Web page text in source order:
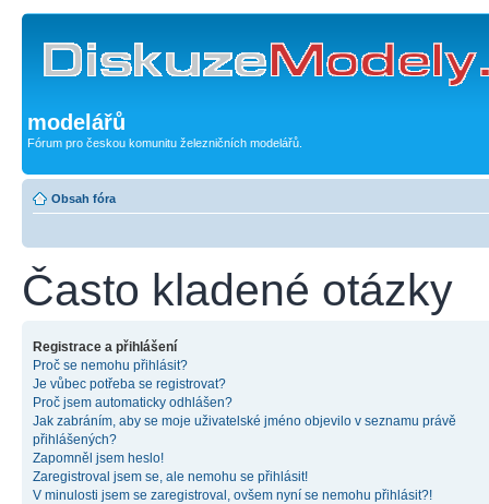
modelářů
Fórum pro českou komunitu železničních modelářů.
Obsah fóra
Často kladené otázky
Registrace a přihlášení
Proč se nemohu přihlásit?
Je vůbec potřeba se registrovat?
Proč jsem automaticky odhlášen?
Jak zabráním, aby se moje uživatelské jméno objevilo v seznamu právě
přihlášených?
Zapomněl jsem heslo!
Zaregistroval jsem se, ale nemohu se přihlásit!
V minulosti jsem se zaregistroval, ovšem nyní se nemohu přihlásit?!